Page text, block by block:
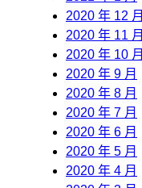
2020 年 12 月
2020 年 11 月
2020 年 10 月
2020 年 9 月
2020 年 8 月
2020 年 7 月
2020 年 6 月
2020 年 5 月
2020 年 4 月